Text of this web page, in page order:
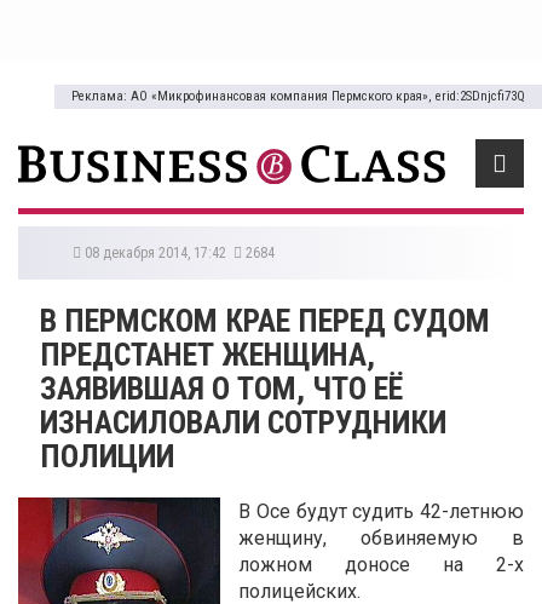
Реклама: АО «Микрофинансовая компания Пермского края», erid:2SDnjcfi73Q
08 декабря 2014, 17:42 2684
В ПЕРМСКОМ КРАЕ ПЕРЕД СУДОМ
ПРЕДСТАНЕТ ЖЕНЩИНА,
ЗАЯВИВШАЯ О ТОМ, ЧТО ЕЁ
ИЗНАСИЛОВАЛИ СОТРУДНИКИ
ПОЛИЦИИ
В Осе будут судить 42-летнюю
женщину, обвиняемую в
ложном доносе на 2-х
полицейских.